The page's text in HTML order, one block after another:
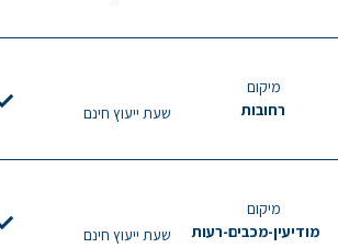
מיקום
רחובות
שעת ייעוץ חינם
מיקום
מודיעין-מכבים-רעות
שעת ייעוץ חינם